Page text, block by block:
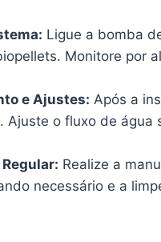
Ligue a bomba
Monitore por
e Ajustes: Após a
Ajuste o fluxo de água
Realize a
necessário e a